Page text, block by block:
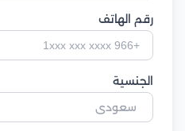
رقم الهاتف
الجنسية